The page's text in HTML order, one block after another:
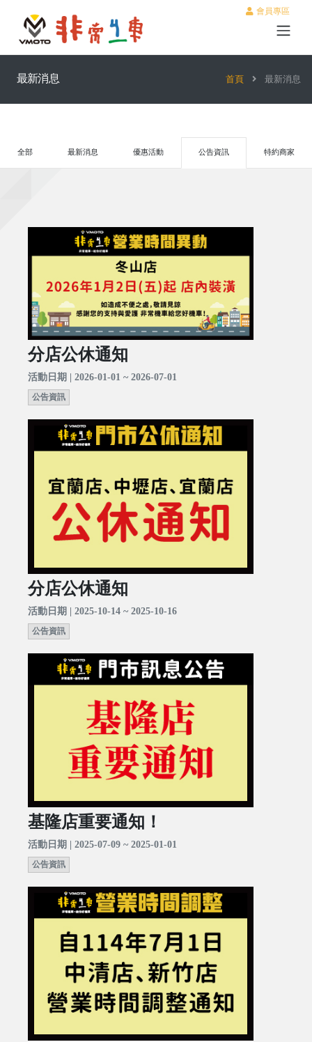
會員專區
最新消息 首頁 最新消息
全部 最新消息 優惠活動 公告資訊 特約商家
分店公休通知
活動日期 | 2026-01-01 ~ 2026-07-01
公告資訊
分店公休通知
活動日期 | 2025-10-14 ~ 2025-10-16
公告資訊
基隆店重要通知！
活動日期 | 2025-07-09 ~ 2025-01-01
公告資訊